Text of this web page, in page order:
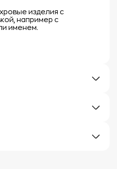
изделия с
например с
именем.
впитывающие